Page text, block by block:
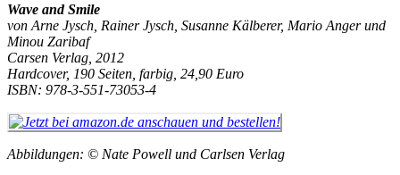
Wave and Smile
von Arne Jysch, Rainer Jysch, Susanne Kälberer, Mario Anger und
Minou Zaribaf
Carsen Verlag, 2012
Hardcover, 190 Seiten, farbig, 24,90 Euro
ISBN: 978-3-551-73053-4
Abbildungen: © Nate Powell und Carlsen Verlag